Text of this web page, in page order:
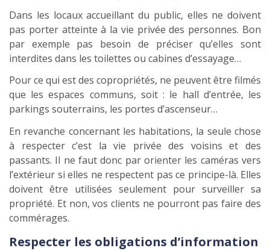
Dans les locaux accueillant du public, elles ne doivent
pas porter atteinte à la vie privée des personnes. Bon
par exemple pas besoin de préciser qu’elles sont
interdites dans les toilettes ou cabines d’essayage…
Pour ce qui est des copropriétés, ne peuvent être filmés
que les espaces communs, soit : le hall d’entrée, les
parkings souterrains, les portes d’ascenseur…
En revanche concernant les habitations, la seule chose
à respecter c’est la vie privée des voisins et des
passants. Il ne faut donc par orienter les caméras vers
l’extérieur si elles ne respectent pas ce principe-là. Elles
doivent être utilisées seulement pour surveiller sa
propriété. Et non, vos clients ne pourront pas faire des
commérages.
Respecter les obligations d’information